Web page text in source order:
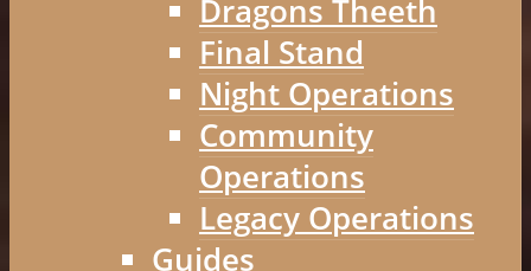
Dragons Theeth
Final Stand
Night Operations
Community
Operations
Legacy Operations
Guides